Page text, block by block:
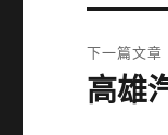
篇
文
章:
下一篇文章
下
高雄